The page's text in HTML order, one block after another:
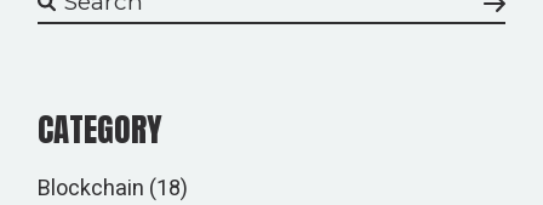
CATEGORY
Blockchain (18)